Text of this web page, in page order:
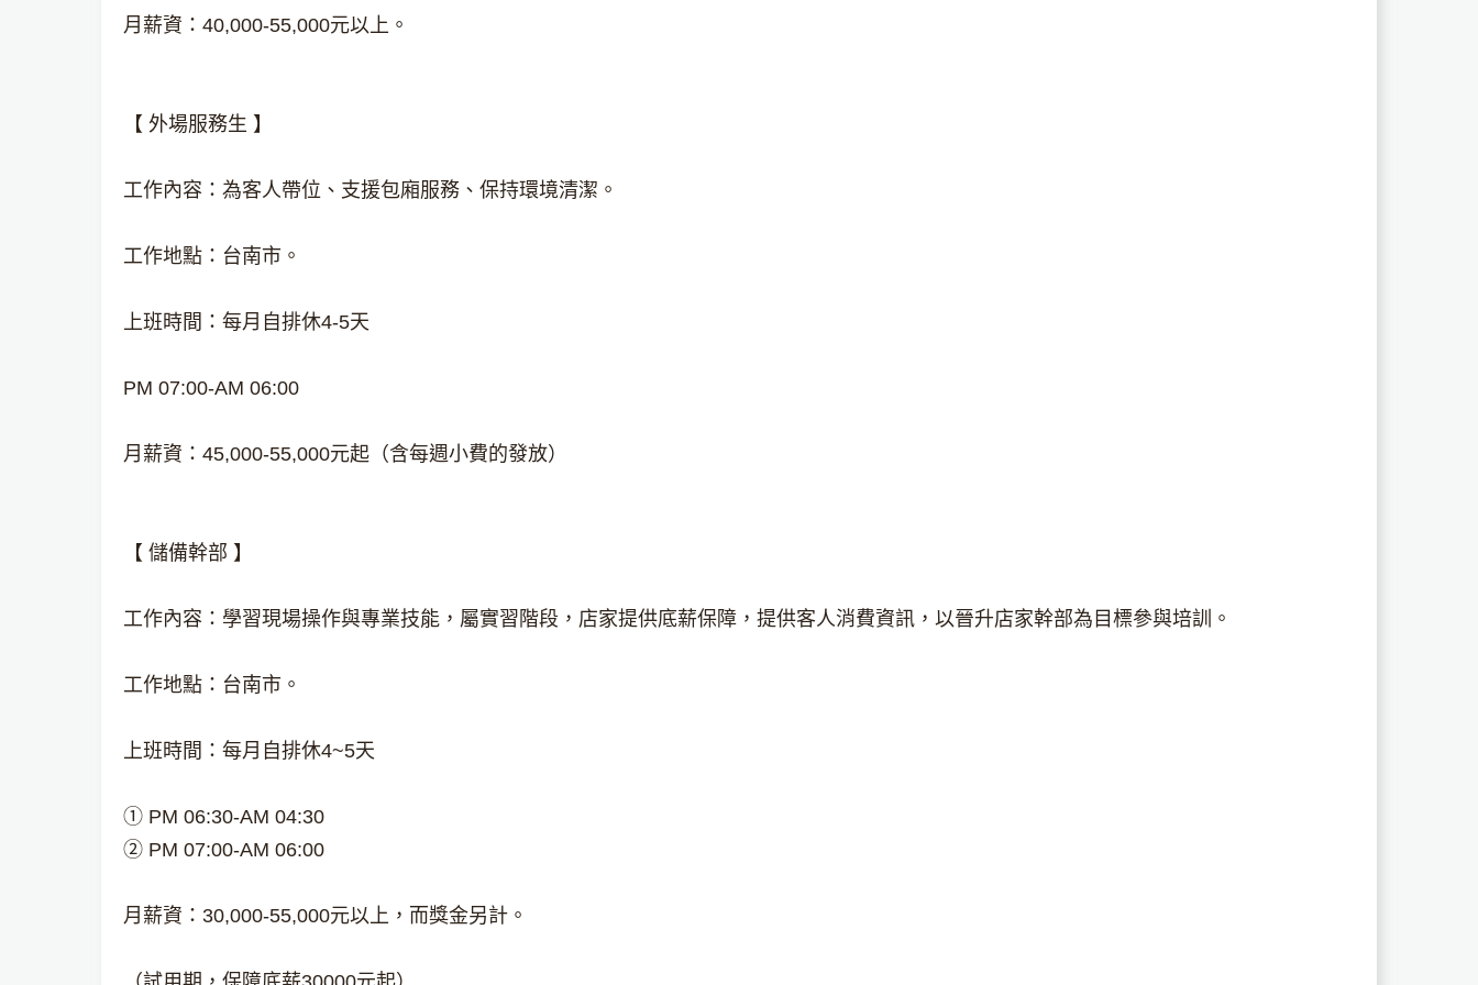
月薪資：40,000-55,000元以上。
【 外場服務生 】
工作內容：為客人帶位、支援包廂服務、保持環境清潔。
工作地點：台南市。
上班時間：每月自排休4-5天
PM 07:00-AM 06:00
月薪資：45,000-55,000元起（含每週小費的發放）
【 儲備幹部 】
工作內容：學習現場操作與專業技能，屬實習階段，店家提供底薪保障，提供客人消費資訊，以晉升店家幹部為目標參與培訓。
工作地點：台南市。
上班時間：每月自排休4~5天
① PM 06:30-AM 04:30
② PM 07:00-AM 06:00
月薪資：30,000-55,000元以上，而獎金另計。